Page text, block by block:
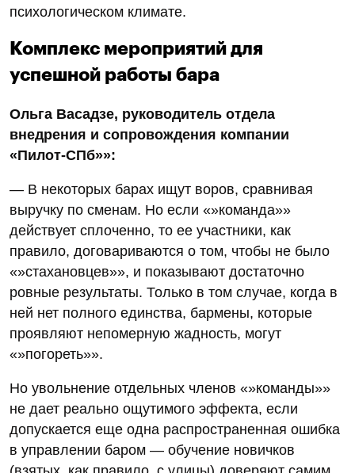
психологическом климате.
Комплекс мероприятий для
успешной работы бара
Ольга Васадзе, руководитель отдела
внедрения и сопровождения компании
«Пилот-СПб»»:
— В некоторых барах ищут воров, сравнивая
выручку по сменам. Но если «»команда»»
действует сплоченно, то ее участники, как
правило, договариваются о том, чтобы не было
«»стахановцев»», и показывают достаточно
ровные результаты. Только в том случае, когда в
ней нет полного единства, бармены, которые
проявляют непомерную жадность, могут
«»погореть»».
Но увольнение отдельных членов «»команды»»
не дает реально ощутимого эффекта, если
допускается еще одна распространенная ошибка
в управлении баром — обучение новичков